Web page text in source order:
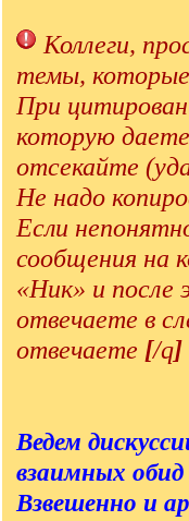
]
Коллеги,
темы, которые
При
которую
отсекайте
Не надо
Если
сообщения на
«Ник» и после
отвечаете в
отвечаете [/q]
Ведем
взаимных обид
Взвешенно и